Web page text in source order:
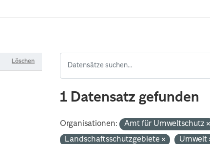
Löschen
1 Datensatz gefunden
Organisationen: Amt für Umweltschutz
Landschaftsschutzgebiete
Umwelt